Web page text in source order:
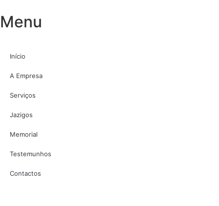
Menu
Início
A Empresa
Serviços
Jazigos
Memorial
Testemunhos
Contactos